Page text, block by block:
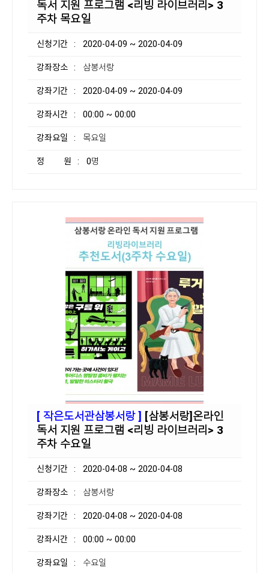
독서 지원 프로그램 <리빙 라이브러리> 3
주차 목요일
신청기간 : 2020-04-09 ~ 2020-04-09
강좌장소 : 삼봉서랑
강좌기간 : 2020-04-09 ~ 2020-04-09
강좌시간 : 00:00 ~ 00:00
강좌요일 : 목요일
정 원 : 0명
[ 작은도서관삼봉서랑 ] [삼봉서랑]온라인
독서 지원 프로그램 <리빙 라이브러리> 3
주차 수요일
신청기간 : 2020-04-08 ~ 2020-04-08
강좌장소 : 삼봉서랑
강좌기간 : 2020-04-08 ~ 2020-04-08
강좌시간 : 00:00 ~ 00:00
강좌요일 : 수요일